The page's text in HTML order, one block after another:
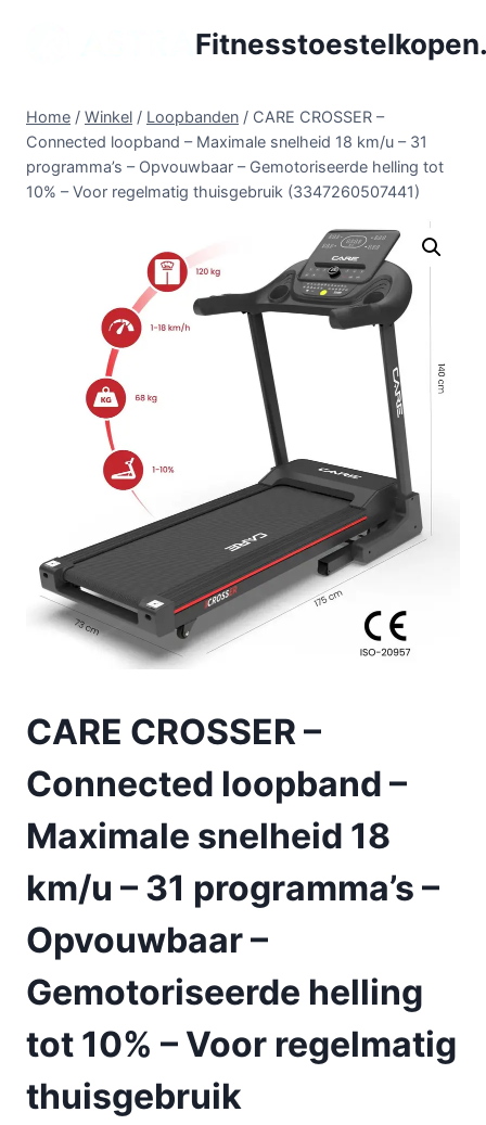
Home / Winkel / Loopbanden / CARE CROSSER –
Connected loopband – Maximale snelheid 18 km/u – 31
programma’s – Opvouwbaar – Gemotoriseerde helling tot
10% – Voor regelmatig thuisgebruik (3347260507441)
CARE CROSSER –
Connected loopband –
Maximale snelheid 18
km/u – 31 programma’s –
Opvouwbaar –
Gemotoriseerde helling
tot 10% – Voor regelmatig
thuisgebruik